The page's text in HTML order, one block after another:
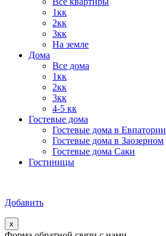
1кк
2кк
3кк
На земле
Дома
Все дома
1кк
2кк
3кк
4-5 кк
Гостевые дома
Гостевые дома в Евпатории
Гостевые дома в Заозерном
Гостевые дома Саки
Гостиницы
Добавить
x